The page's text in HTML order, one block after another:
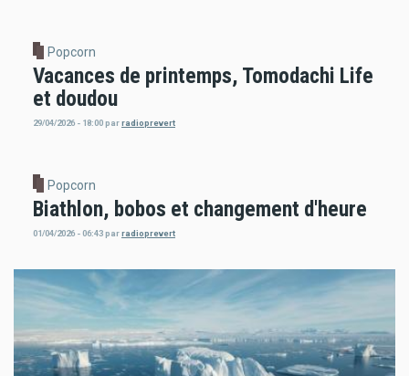
Popcorn
Vacances de printemps, Tomodachi Life
et doudou
29/04/2026 - 18:00parradioprevert
Popcorn
Biathlon, bobos et changement d'heure
01/04/2026 - 06:43parradioprevert